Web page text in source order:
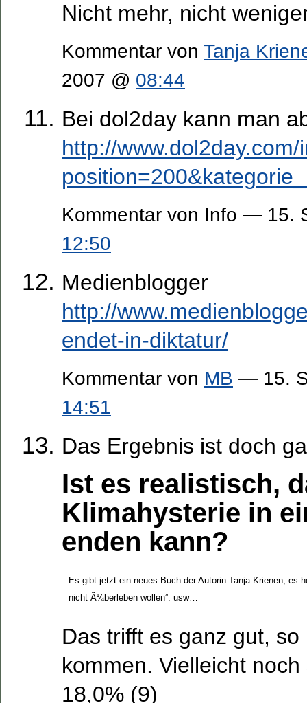
Nicht mehr, nicht
Kommentar von Tanja
2007 @ 08:44
Bei dol2day kann man
http://
Kommentar von Info — 15.
12:50
Medienblogger
http://
endet-in-diktatur/
Kommentar von MB — 15.
14:51
Das Ergebnis ist doch
Ist es realistisch,
Klimahysterie in
enden kann?
Es gibt jetzt ein neues Buch der Autorin Tanja Krienen, es
nicht Ã¼berleben wollen”. usw…
Das trifft es ganz gut, so
kommen. Vielleicht
18,0% (9)